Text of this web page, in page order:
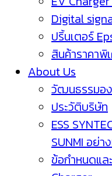
Digital
ปริ้นเตอร์
สินค้าราคาพิ
About Us
วัฒนธรรมอ
ประวัติบริษัท
ESS
SUNMI อย่า
ข้อกำหนดแล